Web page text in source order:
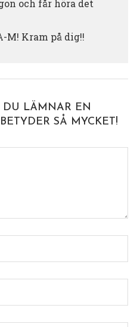
och får höra det
M! Kram på dig!!
DU LÄMNAR EN
SÅ MYCKET!